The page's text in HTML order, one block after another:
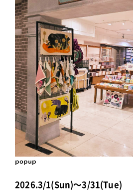
popup
2026.3/1(Sun)～3/31(Tue)